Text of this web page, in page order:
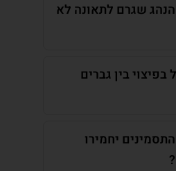
שגרם לתאונה לא
בין גברים
יחמירו